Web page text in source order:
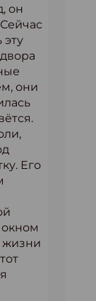
он
эту
они
Его
жизни